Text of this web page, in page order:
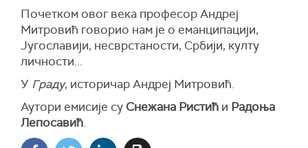
Почетком овог века професор Андреј
Митровић говорио нам је о еманципацији,
Југославији, несврстаности, Србији, култу
личности...
У Граду, историчар Андреј Митровић.
Аутори емисије су Снежана Ристић и Радоња
Лепосавић.